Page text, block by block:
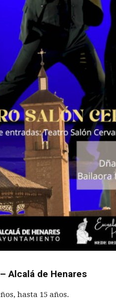
Alcalá de Henares
hasta 15 años.